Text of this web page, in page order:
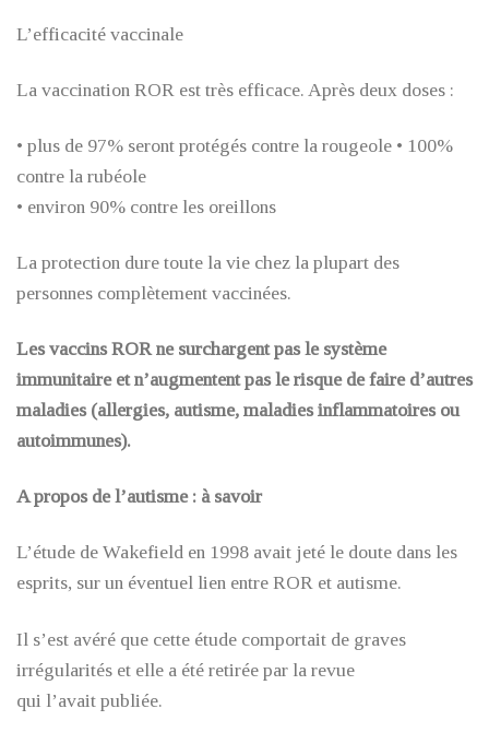
L’efficacité vaccinale
La vaccination ROR est très efficace. Après deux doses :
• plus de 97% seront protégés contre la rougeole • 100%
contre la rubéole
• environ 90% contre les oreillons
La protection dure toute la vie chez la plupart des
personnes complètement vaccinées.
Les vaccins ROR ne surchargent pas le système
immunitaire et n’augmentent pas le risque de faire d’autres
maladies (allergies, autisme, maladies inflammatoires ou
autoimmunes).
A propos de l’autisme : à savoir
L’étude de Wakefield en 1998 avait jeté le doute dans les
esprits, sur un éventuel lien entre ROR et autisme.
Il s’est avéré que cette étude comportait de graves
irrégularités et elle a été retirée par la revue
qui l’avait publiée.